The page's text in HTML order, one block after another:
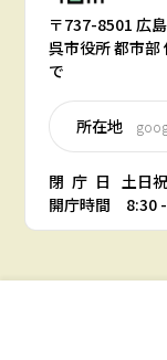
〒737-8501 広
呉市役所 都市部
で
所在地
閉庁日
土日
開庁時間 8:30